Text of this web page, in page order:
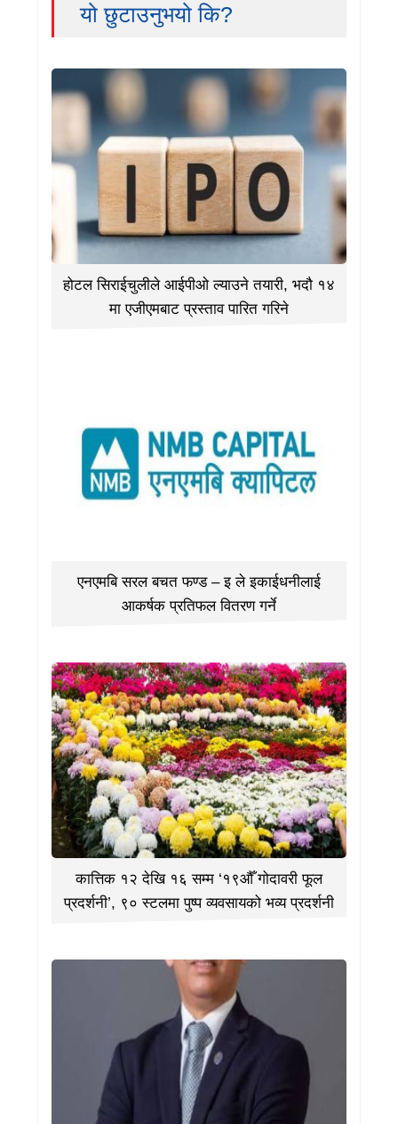
यो छुटाउनुभयो कि?
होटल सिराईचुलीले आईपीओ ल्याउने तयारी, भदौ १४
मा एजीएमबाट प्रस्ताव पारित गरिने
एनएमबि सरल बचत फण्ड – इ ले इकाईधनीलाई
आकर्षक प्रतिफल वितरण गर्ने
कात्तिक १२ देखि १६ सम्म ‘१९औँ गोदावरी फूल
प्रदर्शनी’, ९० स्टलमा पुष्प व्यवसायको भव्य प्रदर्शनी